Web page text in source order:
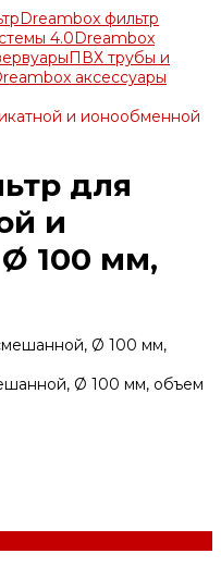
Dreambox фильтр
4.0Dreambox
ПВХ трубы и
аксессуары
и ионообменной
для
и
100 мм,
Ø 100 мм, объем